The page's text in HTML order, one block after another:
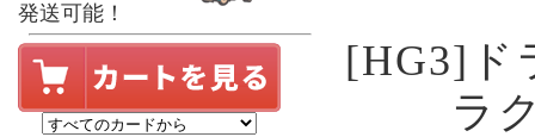
発送可能！
[HG3]ド
ラ